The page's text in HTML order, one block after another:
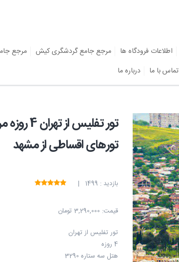
اطلاعات فرودگاه ها مرجع جامع گردشگری کیش مرجع
تماس با ما درباره ما
تور
تورهای اقساطی از مشهد
بازدید : 1499 |
قیمت: 3,290,000 تومان
تور تفلیس از تهران
4 روزه
هتل سه ستاره 3290